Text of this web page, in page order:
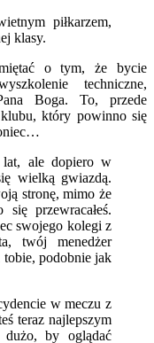
piłkarzem,
klasy.
o tym, że bycie
techniczne,
Boga. To, przede
który powinno się
ale dopiero w
wielką gwiazdą.
stronę, mimo że
się przewracałeś.
swojego kolegi z
twój menedżer
tobie, podobnie jak
w meczu z
teraz najlepszym
dużo, by oglądać